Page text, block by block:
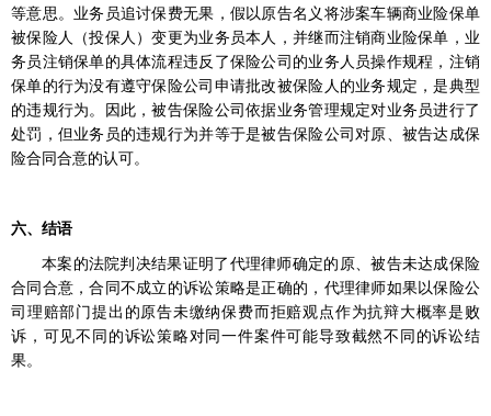
等意思。业务员追讨保费无果，假以原告名义将涉案车辆商业险保单
被保险人（投保人）变更为业务员本人，并继而注销商业险保单，业
务员注销保单的具体流程违反了保险公司的业务人员操作规程，注销
保单的行为没有遵守保险公司申请批改被保险人的业务规定，是典型
的违规行为。因此，被告保险公司依据业务管理规定对业务员进行了
处罚，但业务员的违规行为并等于是被告保险公司对原、被告达成保
险合同合意的认可。
六、结语
本案的法院判决结果证明了代理律师确定的原、被告未达成保险
合同合意，合同不成立的诉讼策略是正确的，代理律师如果以保险公
司理赔部门提出的原告未缴纳保费而拒赔观点作为抗辩大概率是败
诉，可见不同的诉讼策略对同一件案件可能导致截然不同的诉讼结
果。